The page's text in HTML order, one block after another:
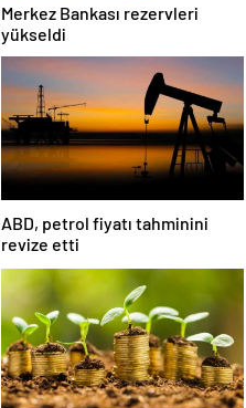
Merkez Bankası rezervleri
yükseldi
ABD, petrol fiyatı tahminini
revize etti